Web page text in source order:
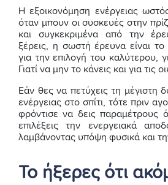
Η εξοικονόμηση ενέργειας
όταν μπουν οι συσκευές στην
και συγκεκριμένα από την
ξέρεις, η σωστή έρευνα είναι
για την επιλογή του καλύτερου,
Γιατί να μην το κάνεις και για τις
Εάν θες να πετύχεις τη μέγιστη
ενέργειας στο σπίτι, τότε πριν
φρόντισε να δεις παραμέτρους
επιλέξεις την ενεργειακά
λαμβάνοντας υπόψη φυσικά και
Το ήξερες ότι